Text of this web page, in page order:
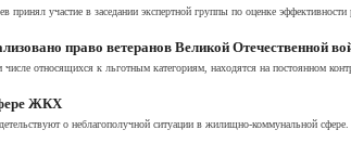
участие в заседании экспертной группы по оценке
право ветеранов Великой Отечественной
относящихся к льготным категориям, находятся на постоянном
ЖКХ
о неблагополучной ситуации в жилищно-коммунальной